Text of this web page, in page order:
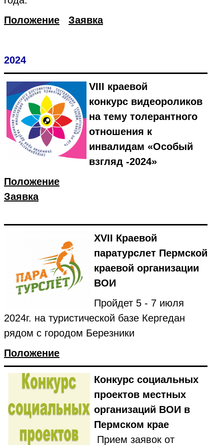
Положение
Заявка
2024
VIII краевой
конкурс видеороликов
на тему толерантного
отношения к
инвалидам «Особый
взгляд -2024»
Положение
Заявка
XVII Краевой
паратурслет Пермской
краевой организации
ВОИ
Пройдет 5 - 7 июля
2024г. на туристической базе Кергедан
рядом с городом Березники
Положение
Конкурс социальных
проектов местных
организаций ВОИ в
Пермском крае
Прием заявок от